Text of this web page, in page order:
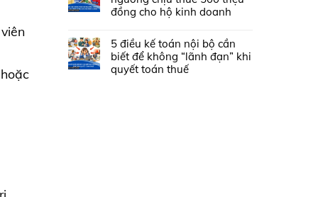
đồng cho hộ kinh doanh
5 điều kế toán nội bộ cần
biết để không “lãnh đạn” khi
quyết toán thuế